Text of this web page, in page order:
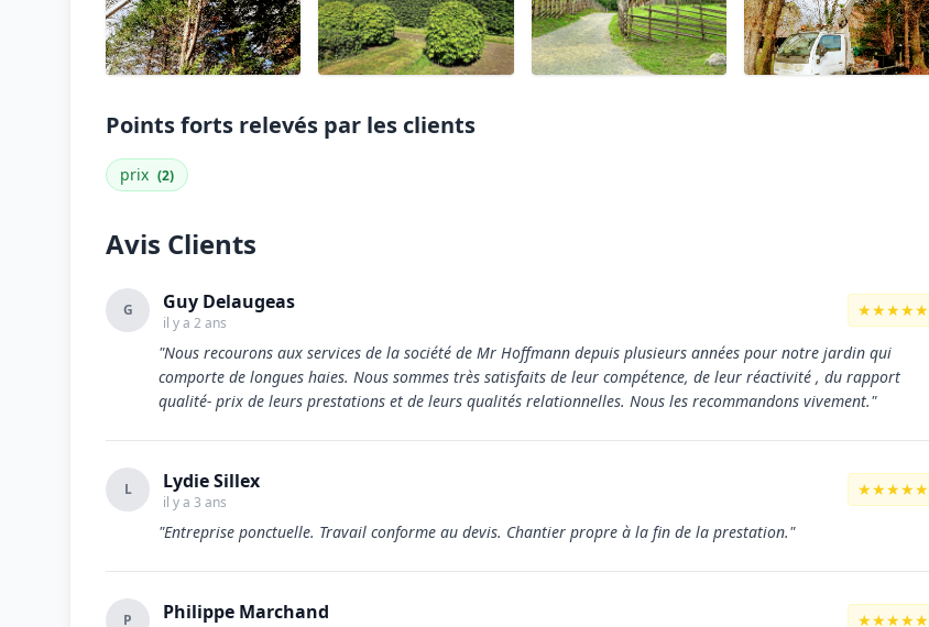
Points forts relevés par les clients
prix (2)
Avis Clients
G Guy Delaugeas
il y a 2 ans
★★★★★
"Nous recourons aux services de la société de Mr Hoffmann depuis plusieurs années pour notre jardin qui
comporte de longues haies. Nous sommes très satisfaits de leur compétence, de leur réactivité , du rapport
qualité- prix de leurs prestations et de leurs qualités relationnelles. Nous les recommandons vivement."
L Lydie Sillex
il y a 3 ans
★★★★★
"Entreprise ponctuelle. Travail conforme au devis. Chantier propre à la fin de la prestation."
P Philippe Marchand ★★★★★